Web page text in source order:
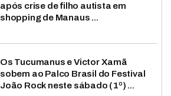
após crise de filho autista em
shopping de Manaus ...
Os Tucumanus e Victor Xamã
sobem ao Palco Brasil do Festival
João Rock neste sábado (1º) ...